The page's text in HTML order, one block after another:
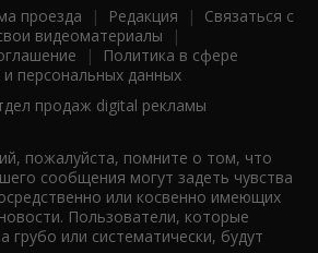
проезда | Редакция | Связаться с
видеоматериалы |
|
Политика в сфере
персональных данных
продаж digital рекламы
пожалуйста, помните о том, что
сообщения могут задеть чувства
или косвенно имеющих
Пользователи, которые
грубо или систематически, будут